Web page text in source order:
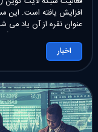
افزایش یافته است. این
عنوان نقره از آن یاد می
عنوان نقره یاد می شود ) ،
اخبار